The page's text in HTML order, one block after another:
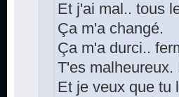
Et j'ai mal.. tous
Ça m'a changé.
Ça m'a durci..
T'es malheureux.
Et je veux que tu